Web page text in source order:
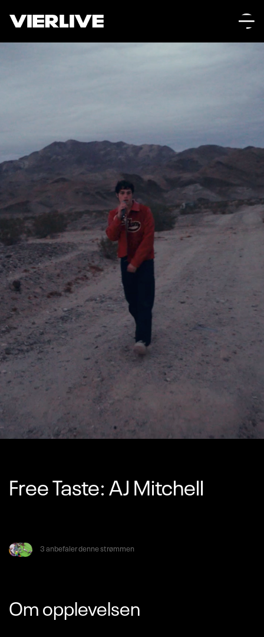
Free Taste: AJ Mitchell
3 anbefaler denne strømmen
Om opplevelsen